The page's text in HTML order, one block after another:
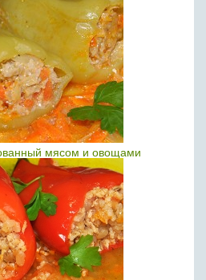
мясом и овощами